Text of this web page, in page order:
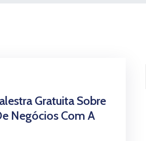
Gratuita Sobre
Negócios Com A